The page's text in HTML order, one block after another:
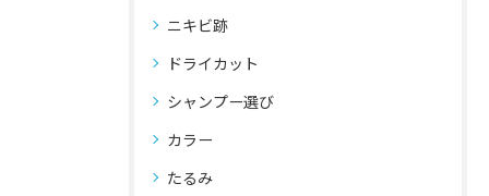
ニキビ跡
ドライカット
シャンプー選び
カラー
たるみ